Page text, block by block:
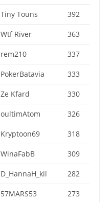
Tiny Touns 392
Wtf River 363
rem210 337
PokerBatavia 333
Ze Kfard 330
oultimAtom 326
Kryptoon69 318
WinaFabB 309
D_HannaH_kil 282
57MARS53 273